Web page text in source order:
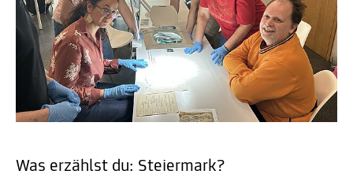
Was erzählst du: Steiermark?